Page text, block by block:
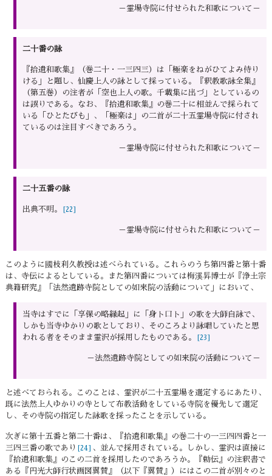
－霊場寺院に付せられた和歌について－
二十番の詠
『拾遺和歌集』（巻二十・一三四三）は「極楽をねがひてよみ侍り
ける」と題し、仙慶上人の詠として採っている。『釈教歌詠全集』
（第五巻）の注者が「空也上人の歌。千載集に出づ」としているの
は誤りである。なお、『拾遺和歌集』の巻二十に相並んで採られて
いる「ひとたびも」、「極楽は」の二首が二十五霊場寺院に付され
ているのは注目すべきであろう。
－霊場寺院に付せられた和歌について－
二十五番の詠
出典不明。 [22]
－霊場寺院に付せられた和歌について－
このように國枝利久教授は述べられている。これらのうち第四番と第十番
は、寺伝によるとしている。また第四番については梅溪昇博士が『浄土宗
典籍研究』「法然遺跡寺院としての如来院の活動について」において、
当寺はすでに「享保の略縁起」に「身ト口ト」の歌を大師自詠で、
しかも当寺ゆかりの歌としており、そのころより詠唱していたと思
われる者をそのまま霊沢が採用したものである。
[23]
－法然遺跡寺院としての如来院の活動について－
と述べておられる。このことは、霊沢が二十五霊場を選定するにあたり、
既に法然上人ゆかりの寺として布教活動をしている寺院を優先して選定
し、その寺院の指定した詠歌を採ったことを示している。
次ぎに第十五番と第二十番は、『拾遺和歌集』の巻二十の一三四四番と一
三四三番の歌であり
[24]
、並んで採用されている。しかし、霊沢は直接に
『拾遺和歌集』のこの二首を採用したのであろうか。『勅伝』の注釈書で
ある『円光大師行状画図翼賛』（以下『翼賛』）にはこの二首が別々のと